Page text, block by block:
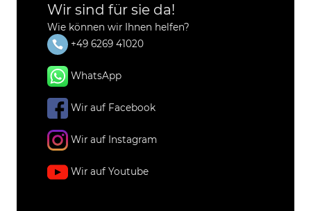
Wir sind für sie da!
Wie können wir Ihnen helfen?
+49 6269 41020
WhatsApp
Wir auf Facebook
Wir auf Instagram
Wir auf Youtube